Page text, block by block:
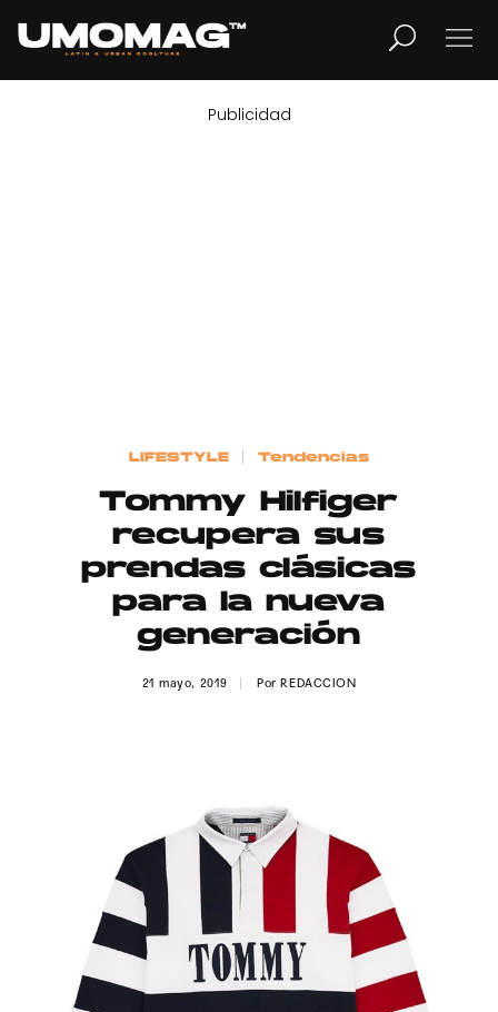
LIFESTYLE
Publicidad
Contacto
Aviso Legal
© 2015-2022 UMOMAG. PROPIEDAD DE UMO agency. TODOS LOS
DERECHOS RESERVADOS.
Publicidad
LIFESTYLE Tendencias
Tommy Hilfiger
recupera sus
prendas clásicas
para la nueva
generación
21 mayo, 2019 PorREDACCION